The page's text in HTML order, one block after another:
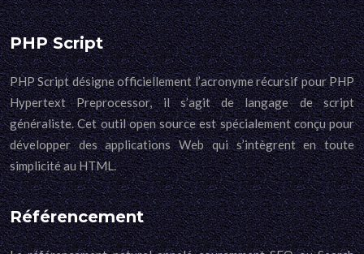
PHP Script
PHP Script désigne officiellement l’acronyme récursif pour PHP
Hypertext Preprocessor, il s’agit de langage de script
généraliste. Cet outil open source est spécialement conçu pour
développer des applications Web qui s’intègrent en toute
simplicité au HTML.
Référencement